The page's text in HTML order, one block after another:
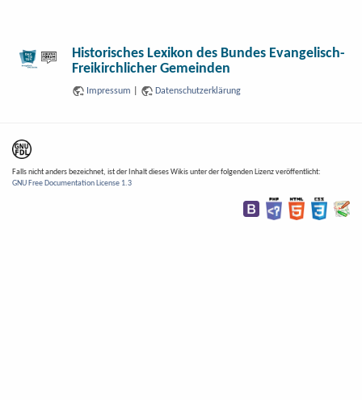
Historisches Lexikon des Bundes Evangelisch-
Freikirchlicher Gemeinden
Impressum Datenschutzerklärung
Falls nicht anders bezeichnet, ist der Inhalt dieses Wikis unter der folgenden Lizenz veröffentlicht:
GNU Free Documentation License 1.3